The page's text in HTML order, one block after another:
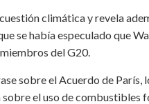
climática y revela
se había especulado que
del G20.
sobre el Acuerdo de
el uso de combustibles